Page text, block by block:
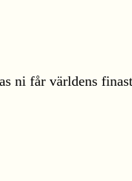
ni får världens